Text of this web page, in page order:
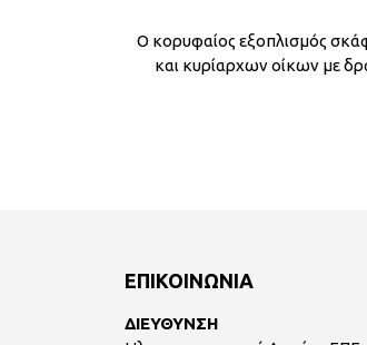
Ο κορυφαίος εξοπλισμός
και κυρίαρχων οίκων με
ΕΠΙΚΟΙΝΩΝΙΑ
ΔΙΕΥΘΥΝΣΗ